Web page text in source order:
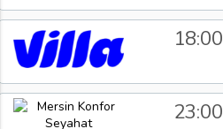
18:00
23:00